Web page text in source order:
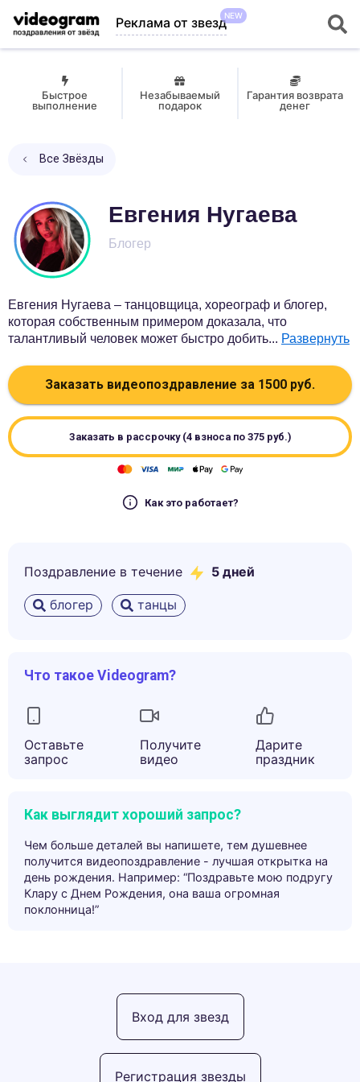
Реклама от звездNEW
Быстрое
выполнение
Незабываемый
подарок
Гарантия возврата
денег
Все Звёзды
Евгения Нугаева
Блогер
Евгения Нугаева – танцовщица, хореограф и блогер,
которая собственным примером доказала, что
талантливый человек может быстро добить... Развернуть
Заказать видеопоздравление за 1500 руб.
Заказать в рассрочку (4 взноса по 375руб.)
Как это работает?
Поздравление в течение 5 дней
блогер танцы
Что такое Videogram?
Оставьте
запрос
Получите
видео
Дарите
праздник
Как выглядит хороший запрос?
Чем больше деталей вы напишете, тем душевнее
получится видеопоздравление - лучшая открытка на
день рождения. Например: “Поздравьте мою подругу
Клару с Днем Рождения, она ваша огромная
поклонница!”
Регистрация звезды
Вход для звезд